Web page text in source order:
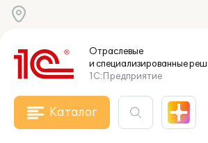
Отраслевые
и специализированные
1С:Предприятие
Каталог